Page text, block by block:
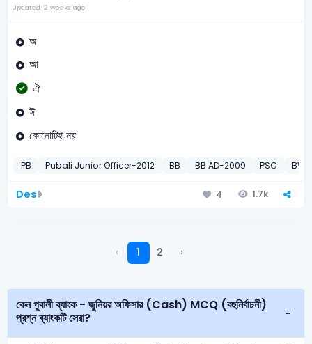
Updated: 2 weeks ago
অ
আ
ঐ
ঈ
কোনোটিই নয়
PB Pubali Junior Officer-2012 BB BB AD-2009 PSC
Des 4 1.7k
‹ 1 2 ›
কেন পূবালী ব্যাংক - জুনিয়র অফিসার (Cash) MCQ (বহুনির্বাচনী)
প্রশ্ন ব্যাংকটি সেরা?